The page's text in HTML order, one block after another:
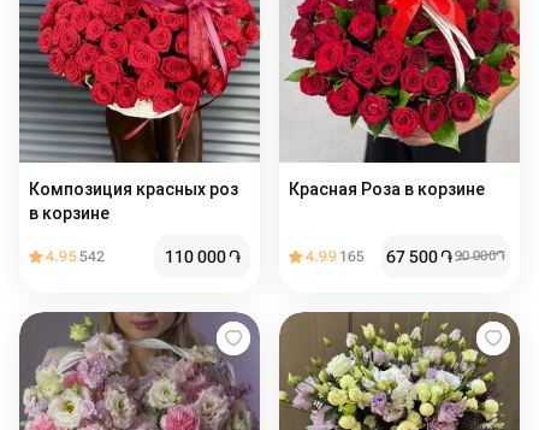
Композиция красных роз
в корзине
4.95542 110 000֏
Красная Роза в корзине
4.99 165 67 500֏90 000֏